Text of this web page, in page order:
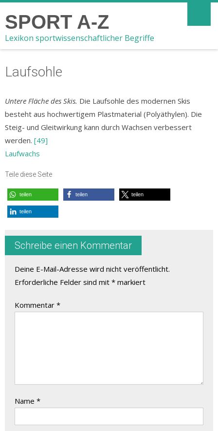
SPORT A-Z
Lexikon sportwissenschaftlicher Begriffe
Laufsohle
Untere Fläche des Skis. Die Laufsohle des modernen Skis
besteht aus hochwertigem Plastmaterial (Polyäthylen). Die
Steig- und Gleitwirkung kann durch Wachsen verbessert
werden. [49]
Laufwachs
Teile diese Seite
teilen teilen teilen
teilen
Schreibe einen Kommentar
Deine E-Mail-Adresse wird nicht veröffentlicht.
Erforderliche Felder sind mit * markiert
Kommentar *
Name *